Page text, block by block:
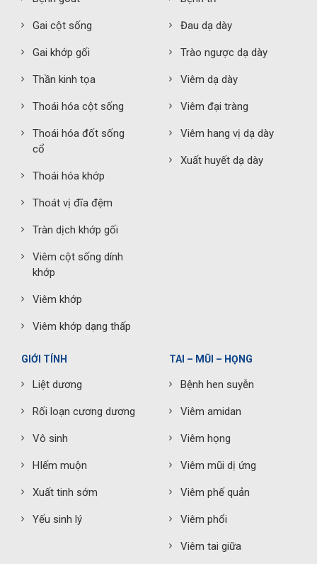
Gai cột sống
Gai khớp gối
Thần kinh tọa
Thoái hóa cột sống
Thoái hóa đốt sống
cổ
Thoái hóa khớp
Thoát vị đĩa đệm
Tràn dịch khớp gối
Viêm cột sống dính
khớp
Viêm khớp
Viêm khớp dạng thấp
Đau dạ dày
Trào ngược dạ dày
Viêm dạ dày
Viêm đại tràng
Viêm hang vị dạ dày
Xuất huyết dạ dày
GIỚI TÍNH
Liệt dương
Rối loạn cương dương
Vô sinh
HIếm muộn
Xuất tinh sớm
Yếu sinh lý
TAI – MŨI – HỌNG
Bệnh hen suyễn
Viêm amidan
Viêm họng
Viêm mũi dị ứng
Viêm phế quản
Viêm phổi
Viêm tai giữa